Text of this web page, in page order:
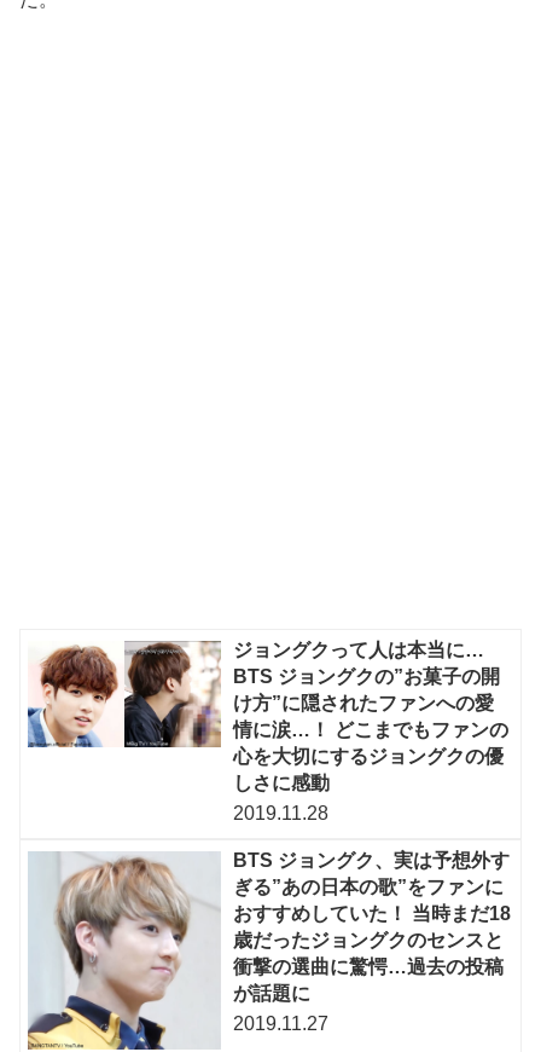
ジョングクって人は本当に…
BTS ジョングクの”お菓子の開
け方”に隠されたファンへの愛
情に涙…！ どこまでもファンの
心を大切にするジョングクの優
しさに感動
2019.11.28
BTS ジョングク、実は予想外す
ぎる”あの日本の歌”をファンに
おすすめしていた！ 当時まだ18
歳だったジョングクのセンスと
衝撃の選曲に驚愕…過去の投稿
が話題に
2019.11.27